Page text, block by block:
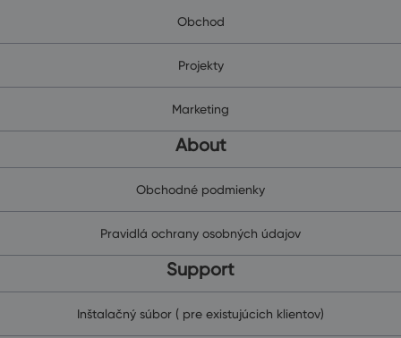
Obchod
Projekty
Marketing
About
Obchodné podmienky
Pravidlá ochrany osobných údajov
Support
Inštalačný súbor ( pre existujúcich klientov)